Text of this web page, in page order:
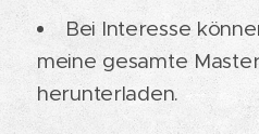
Bei Interesse
meine gesamte
herunterladen.